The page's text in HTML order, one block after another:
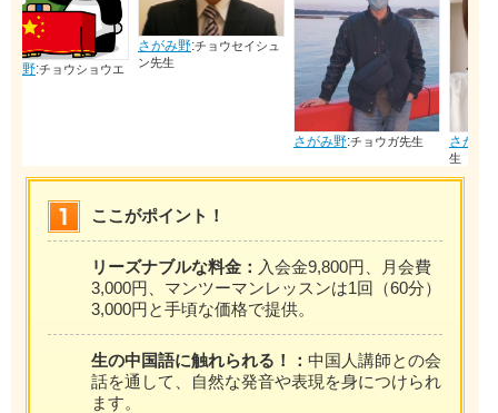
エ
さがみ野
チョウセイシュ
ン先生
チョウガ先生 さがみ野:チョウリュウ先
ここがポイント！
リーズナブルな料金： 入会金9,800円、月会費
3,000円、マンツーマンレッスンは1回（60分）
3,000円と手頃な価格で提供。
生の中国語に触れられる！： 中国人講師との会
話を通して、自然な発音や表現を身につけられ
ます。